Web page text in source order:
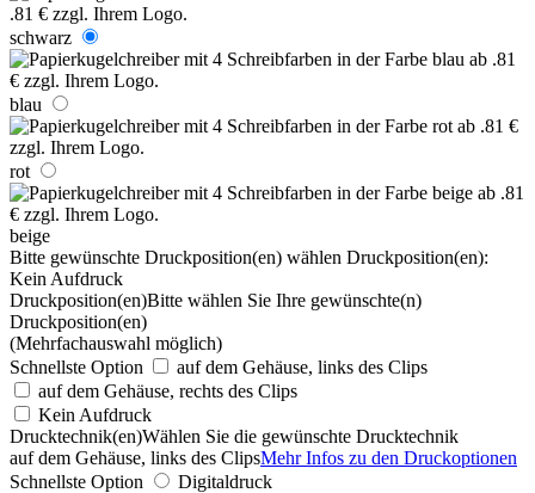
schwarz
blau
rot
beige
Bitte gewünschte Druckposition(en) wählen Druckposition(en):
Kein Aufdruck
Druckposition(en)Bitte wählen Sie Ihre gewünschte(n)
Druckposition(en)
(Mehrfachauswahl möglich)
Schnellste Option
auf dem Gehäuse, links des Clips
auf dem Gehäuse, rechts des Clips
Kein Aufdruck
Drucktechnik(en)Wählen Sie die gewünschte Drucktechnik
auf dem Gehäuse, links des ClipsMehr Infos zu den Druckoptionen
Schnellste Option
Digitaldruck